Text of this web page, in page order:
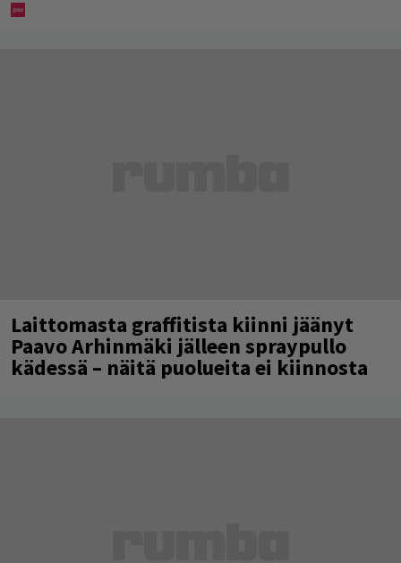
Laittomasta graffitista kiinni jäänyt
Paavo Arhinmäki jälleen spraypullo
kädessä – näitä puolueita ei kiinnosta